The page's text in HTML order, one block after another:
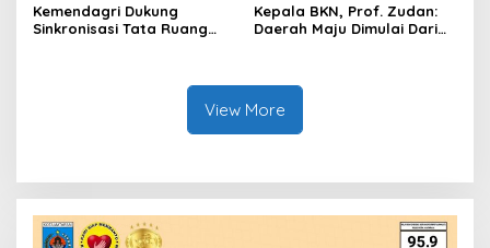
Kemendagri Dukung
Sinkronisasi Tata Ruang
Kepala BKN, Prof. Zudan:
Daerah Maju Dimulai Dari
View More